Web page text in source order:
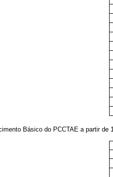
Básico do PCCTAE a partir de 1